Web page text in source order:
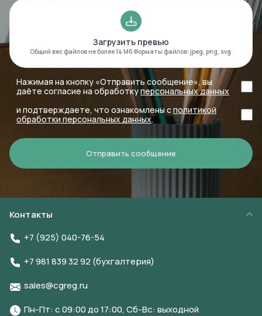
Загрузить превью
Нажимая на кнопку «Отправить сообщение», вы
даёте согласие на обработкуперсональных данных
и подтверждаете, что ознакомлены сполитикой
обработки персональных данных.
Отправить сообщение
Контакты
+7 (925) 040-76-54
+7 981 839 32 92 (бухгалтерия)
sales@cgreg.ru
Пн-Пт: с 09:00 до 17:00, Сб-Вс: выходной